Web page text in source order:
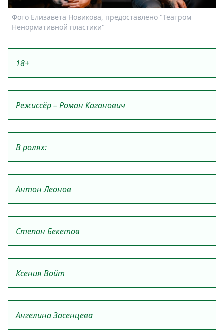
Выборы
2026
Скачай
Фото Елизавета Новикова, предоставлено "Театром
Ненормативной пластики"
18+
Режиссёр – Роман Каганович
В ролях:
Антон Леонов
Степан Бекетов
Ксения Войт
Ангелина Засенцева